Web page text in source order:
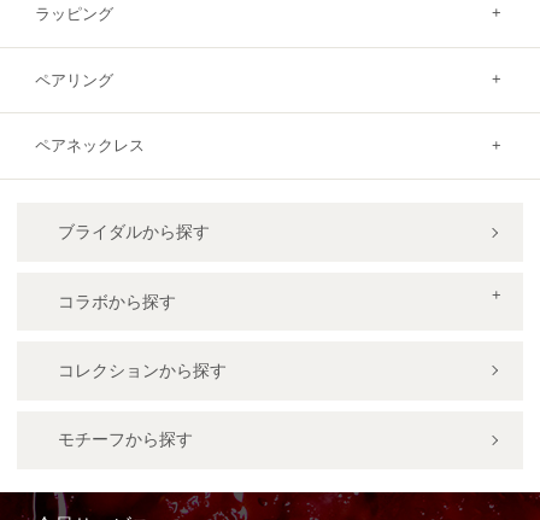
ラッピング
ペアリング
ペアネックレス
ブライダルから探す
コラボから探す
コレクションから探す
モチーフから探す